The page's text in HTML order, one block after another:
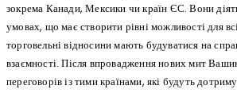
зокрема Канади, Мексики чи країн ЄС. Вони
умовах, що має створити рівні можливості для
торговельні відносини мають будуватися на
взаємності. Після впровадження нових мит
переговорів із тими країнами, які будуть